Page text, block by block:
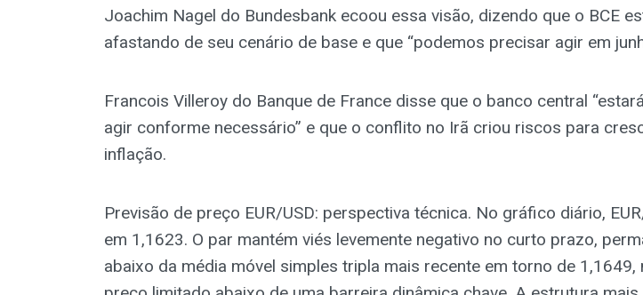
Joachim Nagel do Bundesbank ecoou essa visão, dizendo que o BCE
afastando de seu cenário de base e que “podemos precisar agir em
Francois Villeroy do Banque de France disse que o banco central
agir conforme necessário” e que o conflito no Irã criou riscos para
inflação.
Previsão de preço EUR/USD: perspectiva técnica. No gráfico diário,
em 1,1623. O par mantém viés levemente negativo no curto prazo,
abaixo da média móvel simples tripla mais recente em torno de 1,1649,